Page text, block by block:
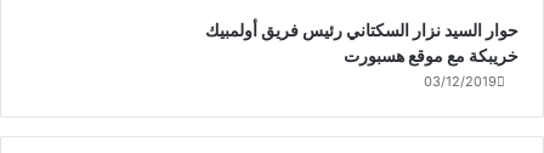
حوار السيد نزار السكتاني رئيس فريق أولمبيك
خريبكة مع موقع هسبورت
03/12/2019